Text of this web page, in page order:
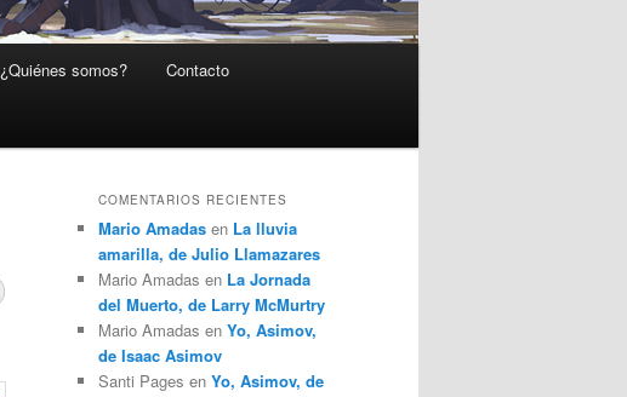
¿Quiénes somos? Contacto
COMENTARIOS RECIENTES
Mario Amadas en La lluvia
amarilla, de Julio Llamazares
Mario Amadas en La Jornada
del Muerto, de Larry McMurtry
Mario Amadas en Yo, Asimov,
de Isaac Asimov
Santi Pages en Yo, Asimov, de